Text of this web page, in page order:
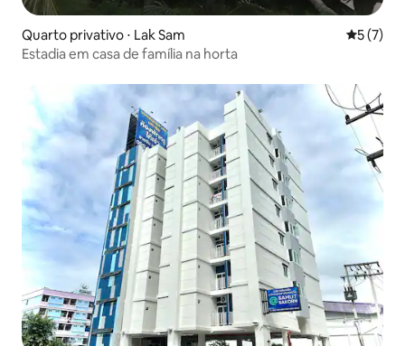
Quarto privativo ⋅ Lak Sam 5 de
5 (7)
Estadia em casa de família na horta